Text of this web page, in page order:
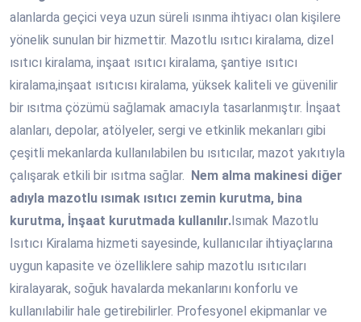
alanlarda geçici veya uzun süreli ısınma ihtiyacı olan kişilere
yönelik sunulan bir hizmettir. Mazotlu ısıtıcı kiralama, dizel
ısıtıcı kiralama, inşaat ısıtıcı kiralama, şantiye ısıtıcı
kiralama,inşaat ısıtıcısı kiralama, yüksek kaliteli ve güvenilir
bir ısıtma çözümü sağlamak amacıyla tasarlanmıştır. İnşaat
alanları, depolar, atölyeler, sergi ve etkinlik mekanları gibi
çeşitli mekanlarda kullanılabilen bu ısıtıcılar, mazot yakıtıyla
çalışarak etkili bir ısıtma sağlar.
Nem alma makinesi diğer
adıyla mazotlu ısımak ısıtıcı zemin kurutma, bina
kurutma, İnşaat kurutmada kullanılır. Isımak Mazotlu
Isıtıcı Kiralama hizmeti sayesinde, kullanıcılar ihtiyaçlarına
uygun kapasite ve özelliklere sahip mazotlu ısıtıcıları
kiralayarak, soğuk havalarda mekanlarını konforlu ve
kullanılabilir hale getirebilirler. Profesyonel ekipmanlar ve